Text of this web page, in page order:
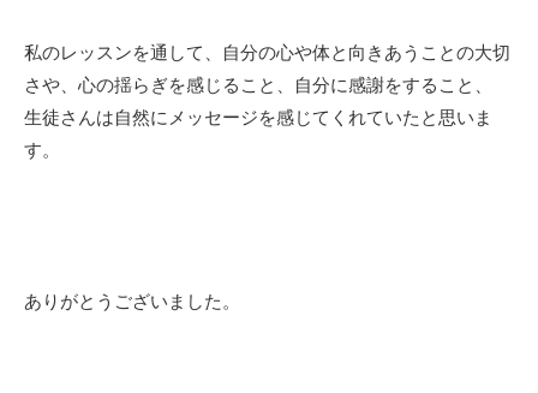
私のレッスンを通して、自分の心や体と向きあうことの大切
さや、心の揺らぎを感じること、自分に感謝をすること、
生徒さんは自然にメッセージを感じてくれていたと思いま
す。
ありがとうございました。